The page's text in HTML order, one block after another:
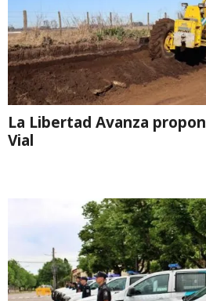
La Libertad Avanza
Vial